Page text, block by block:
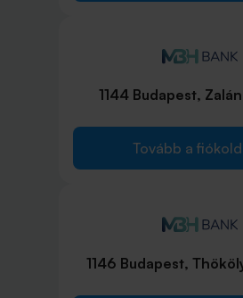
1144 Budapest,
Tovább a
1146 Budapest,